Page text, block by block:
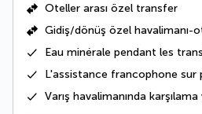
Oteller arası özel transfer
Gidiş/dönüş özel havalimanı-
Eau minérale pendant les
L'assistance francophone sur
Varış havalimanında